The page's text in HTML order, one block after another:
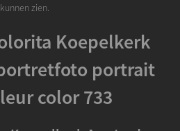
kunnen zien.
Koepelkerk
portrait
color 733